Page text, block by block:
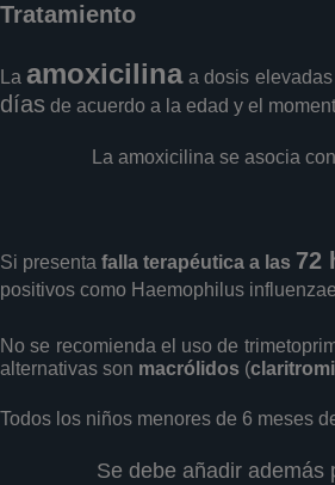
Tratamiento
Laamoxicilinaa dosis
días de acuerdo a la edad y el
La amoxicilina se asocia
Si presentafalla terapéutica a las 72
positivos como Haemophilus
No se recomienda el uso de
alternativas son macrólidos (
Todos los niños menores de 6 meses
Se debe añadir además